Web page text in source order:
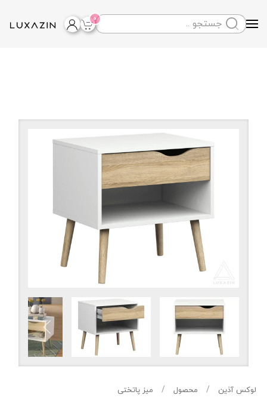
Skip to main content
0
لوکس آذین محصول میز پاتختی